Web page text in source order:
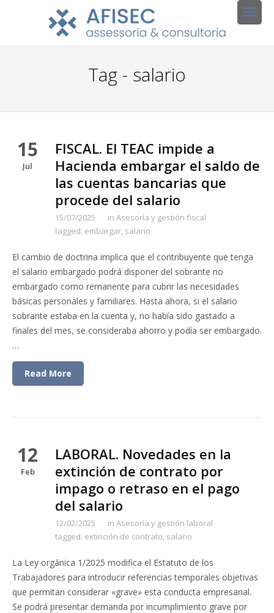
Tag - salario
15
Jul
FISCAL. El TEAC impide a
Hacienda embargar el saldo de
las cuentas bancarias que
procede del salario
15/07/2025 in Asesoría y gestión fiscal
tagged: embargar, salario
El cambio de doctrina implica que el contribuyente que tenga
el salario embargado podrá disponer del sobrante no
embargado como remanente para cubrir las necesidades
básicas personales y familiares. Hasta ahora, si el salario
sobrante estaba en la cuenta y, no había sido gastado a
finales del mes, se consideraba ahorro y podía ser embargado.
…
Read More
12
Feb
LABORAL. Novedades en la
extinción de contrato por
impago o retraso en el pago
del salario
12/02/2025 in Asesoría y gestión laboral
tagged: extinción de contrato, salario
La Ley orgánica 1/2025 modifica el Estatuto de los
Trabajadores para introducir referencias temporales objetivas
que permitan considerar «grave» esta conducta empresarial.
Se podrá presentar demanda por incumplimiento grave por